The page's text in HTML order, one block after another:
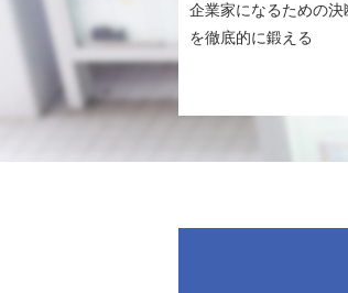
企業家になるための決
を徹底的に鍛える